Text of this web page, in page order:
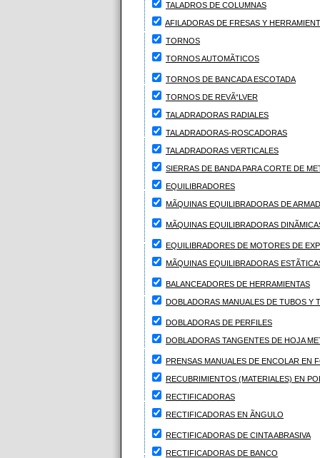
TALADROS DE COLUMNAS
AFILADORAS DE FRESAS Y
TORNOS
TORNOS AUTOMÃTICOS
TORNOS DE BANCADA ESCOTADA
TORNOS DE REVÃ“LVER
TALADRADORAS RADIALES
TALADRADORAS-ROSCADORAS
TALADRADORAS VERTICALES
SIERRAS DE BANDA PARA CORTE DE
EQUILIBRADORES
MÃQUINAS EQUILIBRADORAS DE
MÃQUINAS EQUILIBRADORAS
EQUILIBRADORES DE MOTORES DE
MÃQUINAS EQUILIBRADORAS
BALANCEADORES DE HERRAMIENTAS
DOBLADORAS MANUALES DE TUBOS Y
DOBLADORAS DE PERFILES
DOBLADORAS TANGENTES DE HOJA
PRENSAS MANUALES DE ENCOLAR EN
RECUBRIMIENTOS (MATERIALES) EN
RECTIFICADORAS
RECTIFICADORAS EN ÃNGULO
RECTIFICADORAS DE CINTA ABRASIVA
RECTIFICADORAS DE BANCO